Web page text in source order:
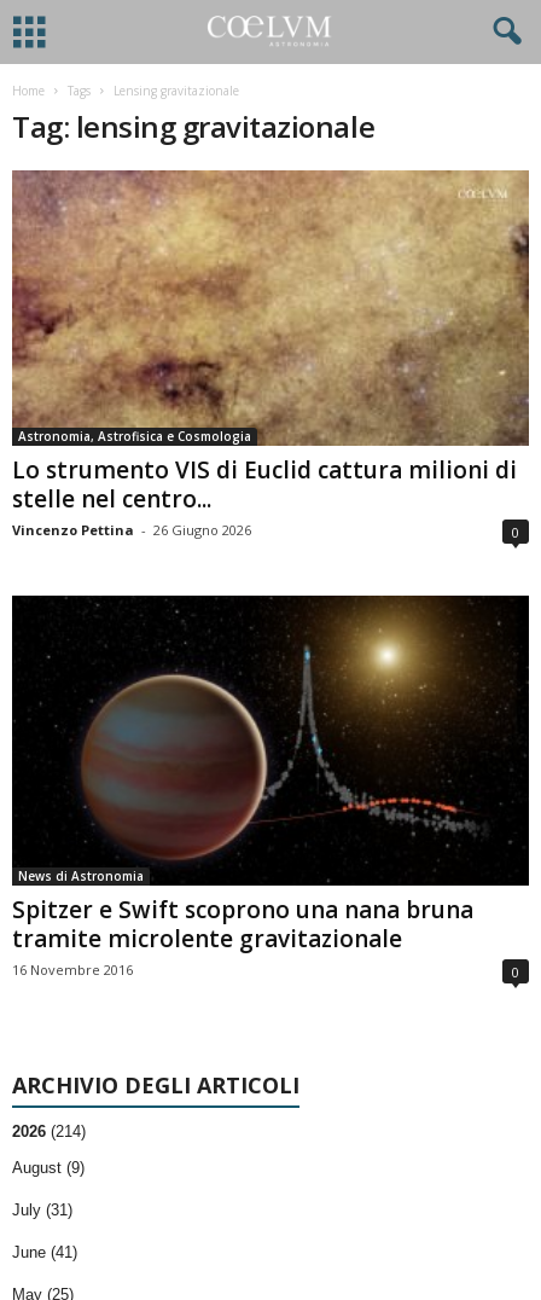
Home Tags Lensing gravitazionale
Tag: lensing gravitazionale
Astronomia, Astrofisica e Cosmologia
Lo strumento VIS di Euclid cattura milioni di
stelle nel centro...
Vincenzo Pettina - 26 Giugno 2026 0
News di Astronomia
Spitzer e Swift scoprono una nana bruna
tramite microlente gravitazionale
16 Novembre 2016 0
ARCHIVIO DEGLI ARTICOLI
2026 (214)
August (9)
July (31)
June (41)
May (25)